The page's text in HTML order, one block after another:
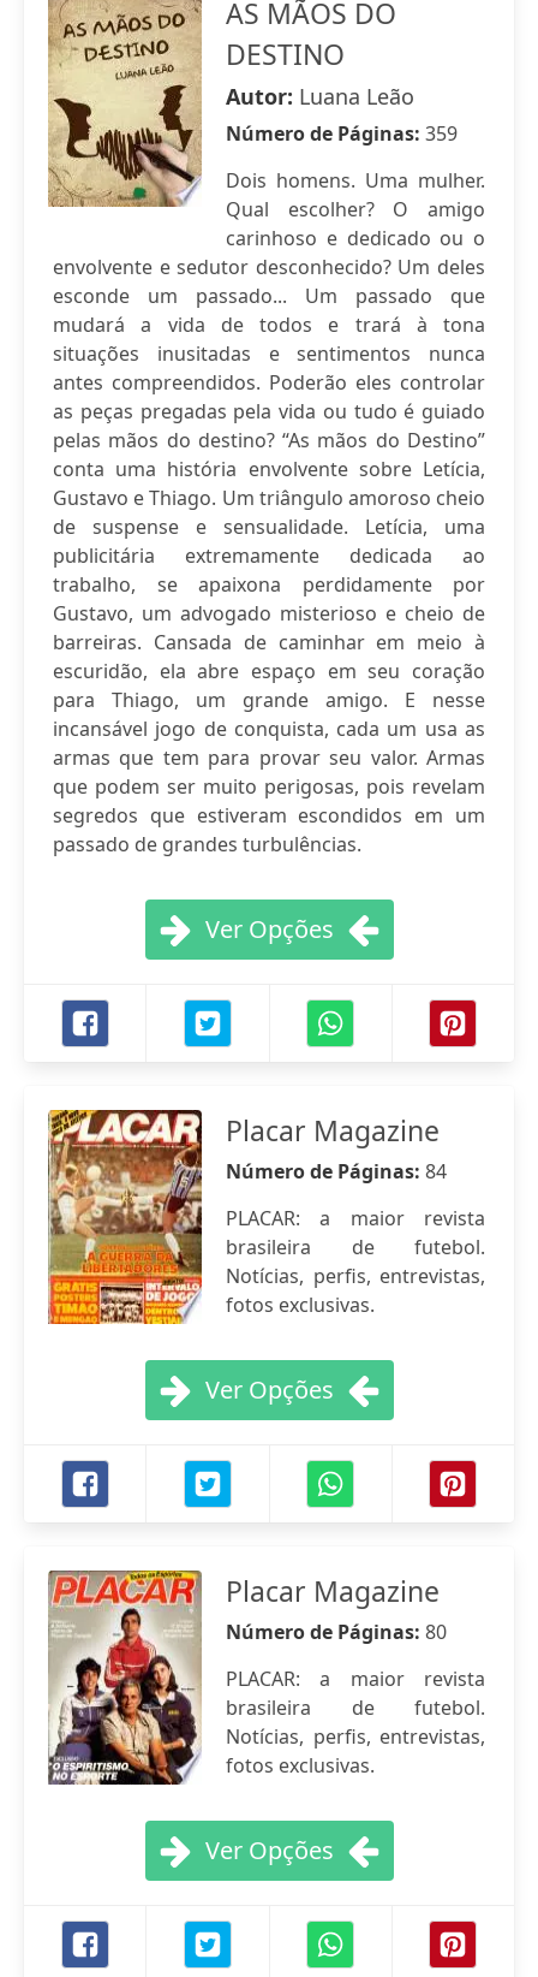
AS MÃOS DO
DESTINO
Autor: Luana Leão
Número de Páginas: 359
Dois homens. Uma mulher.
Qual escolher? O amigo
carinhoso e dedicado ou o
envolvente e sedutor desconhecido? Um deles
esconde um passado... Um passado que
mudará a vida de todos e trará à tona
situações inusitadas e sentimentos nunca
antes compreendidos. Poderão eles controlar
as peças pregadas pela vida ou tudo é guiado
pelas mãos do destino? “As mãos do Destino”
conta uma história envolvente sobre Letícia,
Gustavo e Thiago. Um triângulo amoroso cheio
de suspense e sensualidade. Letícia, uma
publicitária extremamente dedicada ao
trabalho, se apaixona perdidamente por
Gustavo, um advogado misterioso e cheio de
barreiras. Cansada de caminhar em meio à
escuridão, ela abre espaço em seu coração
para Thiago, um grande amigo. E nesse
incansável jogo de conquista, cada um usa as
armas que tem para provar seu valor. Armas
que podem ser muito perigosas, pois revelam
segredos que estiveram escondidos em um
passado de grandes turbulências.
Ver Opções
Placar Magazine
Número de Páginas: 84
PLACAR: a maior revista
brasileira de futebol.
Notícias, perfis, entrevistas,
fotos exclusivas.
Ver Opções
Placar Magazine
Número de Páginas: 80
PLACAR: a maior revista
brasileira de futebol.
Notícias, perfis, entrevistas,
fotos exclusivas.
Ver Opções